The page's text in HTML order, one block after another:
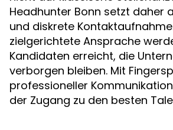
Headhunter Bonn setzt daher
und diskrete
zielgerichtete Ansprache
Kandidaten erreicht, die
verborgen bleiben. Mit
professioneller
der Zugang zu den besten